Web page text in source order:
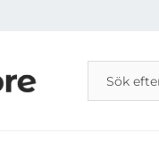
Danira Telecom AB
Sök
Sök på